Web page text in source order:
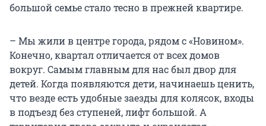
большой семье стало тесно в прежней квартире.
– Мы жили в центре города, рядом с «Новином».
Конечно, квартал отличается от всех домов
вокруг. Самым главным для нас был двор для
детей. Когда появляются дети, начинаешь ценить,
что везде есть удобные заезды для колясок, входы
в подъезд без ступеней, лифт большой. А